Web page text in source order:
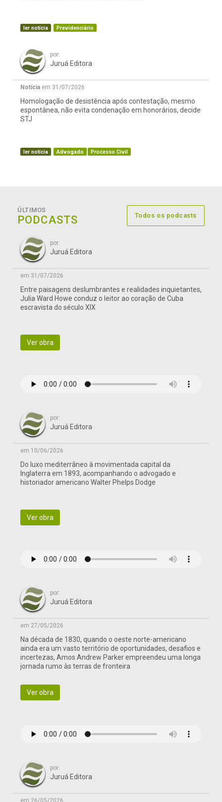
ler notícia Previdenciário
por:
Juruá Editora
Notícia em 31/07/2026
Homologação de desistência após contestação, mesmo
espontânea, não evita condenação em honorários, decide
STJ
ler notícia Advogado Processo Civil
ÚLTIMOS
PODCASTS Todos os podcasts
por:
Juruá Editora
em 31/07/2026
Entre paisagens deslumbrantes e realidades inquietantes,
Julia Ward Howe conduz o leitor ao coração de Cuba
escravista do século XIX
Ver obra
por:
Juruá Editora
em 10/06/2026
Do luxo mediterrâneo à movimentada capital da
Inglaterra em 1893, acompanhando o advogado e
historiador americano Walter Phelps Dodge
Ver obra
por:
Juruá Editora
em 27/05/2026
Na década de 1830, quando o oeste norte-americano
ainda era um vasto território de oportunidades, desafios e
incertezas, Amos Andrew Parker empreendeu uma longa
jornada rumo às terras de fronteira
Ver obra
por:
Juruá Editora
em 26/05/2026